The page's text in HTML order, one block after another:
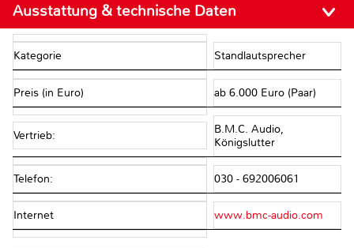
Ausstattung & technische Daten
Kategorie Standlautsprecher
Preis (in Euro) ab 6.000 Euro (Paar)
Vertrieb:
B.M.C. Audio,
Königslutter
Telefon: 030 - 692006061
Internet www.bmc-audio.com